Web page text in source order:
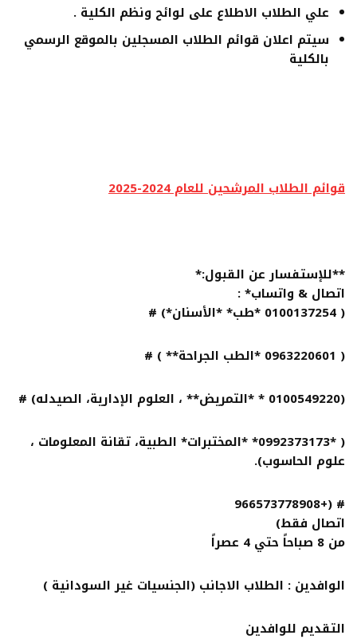
علي الطلاب الاطلاع على لوائح ونظم الكلية .
سيتم اعلان قوائم الطلاب المسجلين بالموقع الرسمي
بالكلية
قوائم الطلاب المرشحين للعام 2024-2025
**للإستفسار عن القبول:*
اتصال & واتساب* :
( 0100137254 *طب* *الأسنان*) #
( 0963220601 *الطب الجراحة** ) #
(0100549220 * *التمريض** ، العلوم الإدارية، الصيدله) #
( *0992373173* *المختبرات* الطبية، تقانة المعلومات ،
علوم الحاسوب).
# (+966573778908
اتصال فقط)
من 8 صباحاً حتي 4 عصراً
الوافدين : الطلاب الاجانب (الجنسيات غير السودانية )
التقديم للوافدين